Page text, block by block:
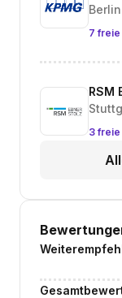
Berlin
7 freie
RSM
3 freie